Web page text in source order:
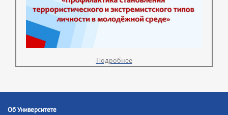
Подробнее
Об Университете